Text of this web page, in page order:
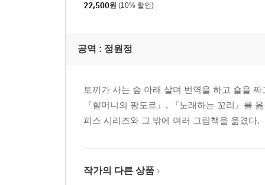
22,500원 (10% 할인)
공역 : 정원정
토끼가 사는 숲 아래 살며 번역을 하고 숄을
『할머니의 팡도르』, 『노래하는 꼬리』를
피스 시리즈와 그 밖에 여러 그림책을 옮겼다.
작가의 다른 상품